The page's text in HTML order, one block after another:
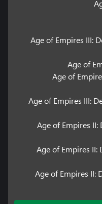
Age of Empires III:
Age of
Age of
Age of Empires III:
Age of Empires
Age of Empires
Age of Empires II: